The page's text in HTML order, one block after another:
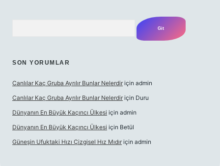
SON YORUMLAR
Canlılar Kaç Gruba Ayrılır Bunlar Nelerdir için admin
Canlılar Kaç Gruba Ayrılır Bunlar Nelerdir için Duru
Dünyanın En Büyük Kaçıncı Ülkesi için admin
Dünyanın En Büyük Kaçıncı Ülkesi için Betül
Güneşin Ufuktaki Hızı Çizgisel Hız Mıdır için admin